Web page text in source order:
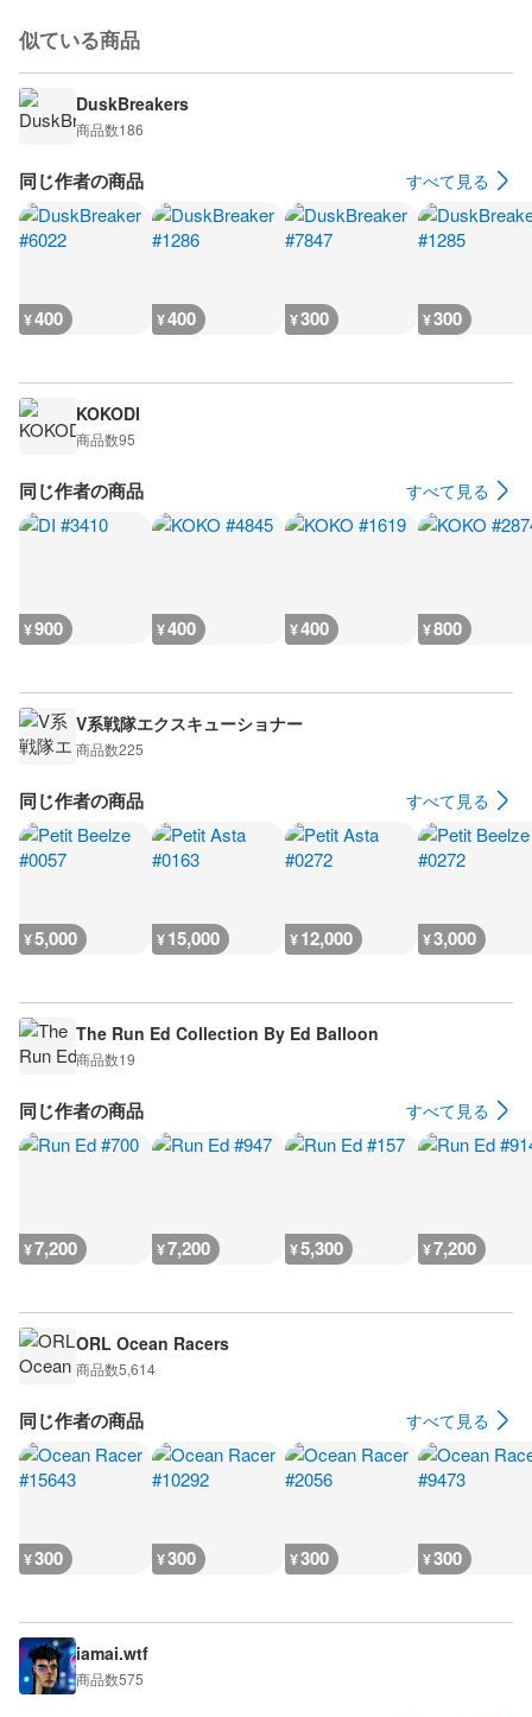
似ている商品
DuskBreakers
商品数186
同じ作者の商品 すべて見る
¥400 ¥400 ¥300 ¥300
KOKODI
商品数95
同じ作者の商品 すべて見る
¥900 ¥400 ¥400 ¥800
V系戦隊エクスキューショナー
商品数225
同じ作者の商品 すべて見る
¥5,000 ¥15,000 ¥12,000 ¥3,000
The Run Ed Collection By Ed Balloon
商品数19
同じ作者の商品 すべて見る
¥7,200 ¥7,200 ¥5,300 ¥7,200
ORL Ocean Racers
商品数5,614
同じ作者の商品 すべて見る
¥300 ¥300 ¥300 ¥300
iamai.wtf
商品数575